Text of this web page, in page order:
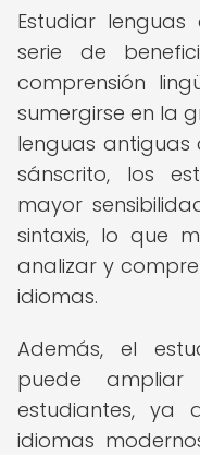
Estudiar
serie de
comprensión
sumergirse en la
lenguas antiguas
sánscrito, los
mayor
sintaxis, lo que
analizar y
idiomas.
Además, el
puede
estudiantes, ya
idiomas